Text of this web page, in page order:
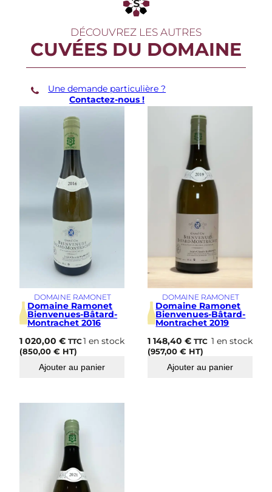
DÉCOUVREZ LES AUTRES
CUVÉES DU DOMAINE
Une demande particulière ?
Contactez-nous !
DOMAINE RAMONET
Domaine Ramonet
Bienvenues-Bâtard-
Montrachet 2016
1 020,00€ TTC
(850,00€ HT)
1 en stock
Ajouter au panier
DOMAINE RAMONET
Domaine Ramonet
Bienvenues-Bâtard-
Montrachet 2019
1 148,40€ TTC
(957,00€ HT)
1 en stock
Ajouter au panier